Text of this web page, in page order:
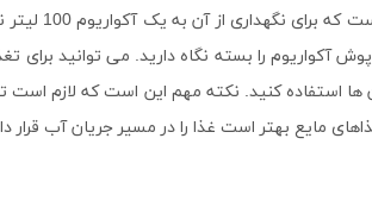
این ماهی،
آکواریوم را بسته نگاه دارید. می توانید برای
استفاده کنید. نکته مهم این است که لازم است
مایع بهتر است غذا را در مسیر جریان آب